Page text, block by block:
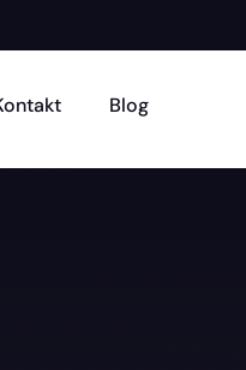
Blog